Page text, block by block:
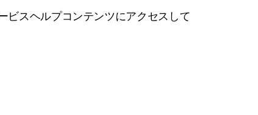
ビスヘルプコンテンツにアクセスして